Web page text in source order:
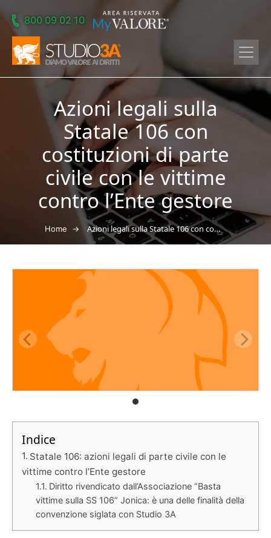
800 09 02 10
Azioni legali sulla
Statale 106 con
costituzioni di parte
civile con le vittime
contro l’Ente gestore
Home → Azioni legali sulla Statale 106 con costituzioni di parte civile con le vittime contro l’Ente gestore
Indice
Statale 106: azioni legali di parte civile con le
vittime contro l’Ente gestore
Diritto rivendicato dall’Associazione “Basta
vittime sulla SS 106” Jonica: è una delle finalità della
convenzione siglata con Studio 3A